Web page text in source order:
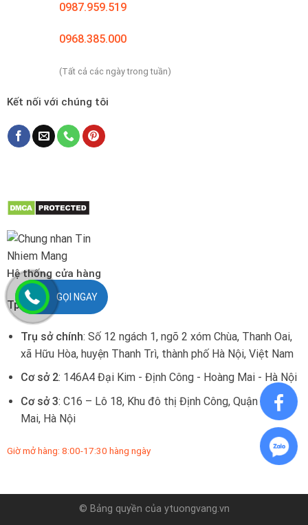
0987.959.519
0968.385.000
(Tất cả các ngày trong tuần)
Kết nối với chúng tôi
Hệ thống cửa hàng
Tp. Hà Nội:
Trụ sở chính: Số 12 ngách 1, ngõ 2 xóm Chùa, Thanh Oai,
xã Hữu Hòa, huyện Thanh Trì, thành phố Hà Nội, Việt Nam
Cơ sở 2: 146A4 Đại Kim - Định Công - Hoàng Mai - Hà Nội
Cơ sở 3: C16 – Lô 18, Khu đô thị Định Công, Quận Hoàng
Mai, Hà Nội
Giờ mở hàng: 8:00-17:30 hàng ngày
© Bảng quyền của ytuongvang.vn
GỌI NGAY